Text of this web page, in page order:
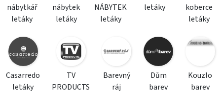
nábytkář
letáky
nábytek
letáky
NÁBYTEK
letáky
letáky
koberce
letáky
Casarredo
letáky
TV
PRODUCTS
Barevný
ráj
Dům
barev
Kouzlo
barev